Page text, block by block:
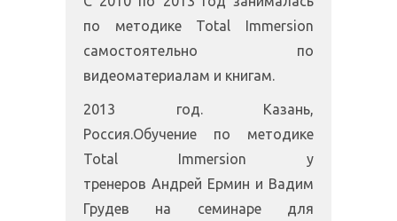
по методике Total Immersion
самостоятельно по
видеоматериалам и книгам.
2013 год. Казань,
Россия.Обучение по методике
Total Immersion у
тренеров Андрей Ермин и Вадим
Грудев на семинаре для